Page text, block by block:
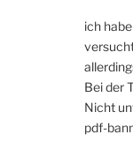
ich
Bei der
Nicht
pdf-